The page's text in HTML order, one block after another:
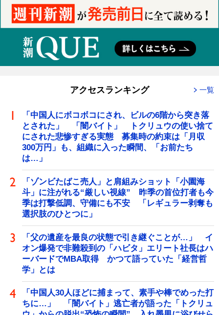
アクセスランキング 一覧
「中国人にボコボコにされ、ビルの6階から突き落
とされた」 「闇バイト」 トクリュウの使い捨て
にされた悲惨すぎる実態 募集時の約束は「月収
300万円」も、組織に入った瞬間、「お前たち
は…」
「ゾンビたばこ売人」と肩組みショット「小園海
斗」に注がれる“厳しい視線” 昨季の首位打者も今
季は打撃低調、守備にも不安 「レギュラー剥奪も
選択肢のひとつに」
「父の遺産を最良の状態で引き継ぐことが…」 イ
オン爆発で非難殺到の「ハビタ」エリート社長はハ
ーバードでMBA取得 かつて語っていた「経営哲
学」とは
「中国人30人ほどに捕まって、素手や棒でめった打
ちに…」 「闇バイト」逃亡者が語った「トクリュ